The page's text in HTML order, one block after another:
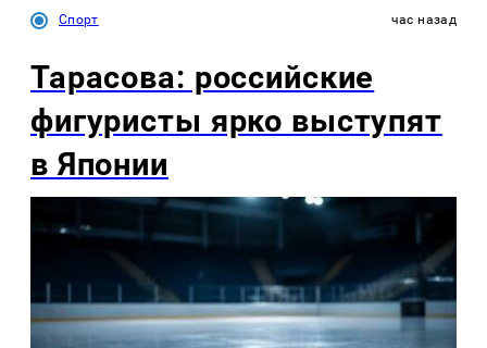
Спорт час назад
Тарасова: российские
фигуристы ярко выступят
в Японии